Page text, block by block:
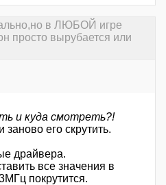
в ЛЮБОЙ игре
просто вырубается или
и куда смотреть?!
заново его скрутить.
драйвера.
все значения в
покрутится.